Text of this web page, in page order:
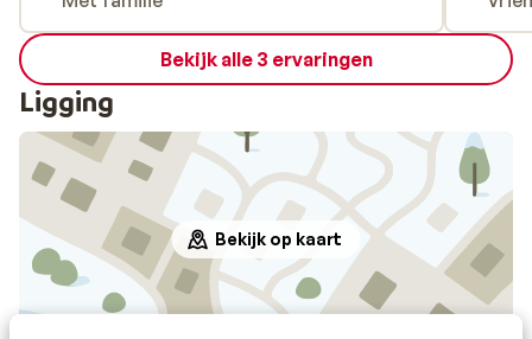
Bekijk alle 3 ervaringen
Ligging
Bekijk op kaart